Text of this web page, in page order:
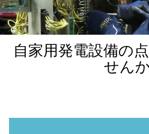
自家用発電設備の
せん